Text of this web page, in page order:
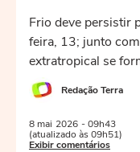
Frio deve persistir
feira, 13; junto
extratropical se
Redação Terra
8 mai 2026 - 09h43
(atualizado às 09h51)
Exibir comentários